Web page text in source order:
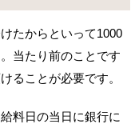
たからといって1000
当たり前のことです
ることが必要です。
料日の当日に銀行に